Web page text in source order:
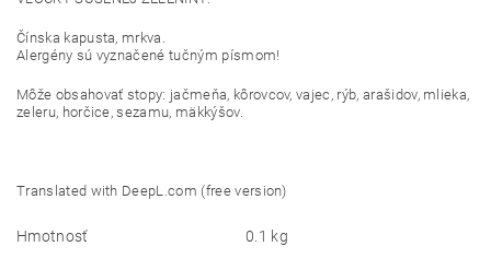
Čínska kapusta, mrkva.
Alergény sú vyznačené tučným písmom!
Môže obsahovať stopy: jačmeňa, kôrovcov, vajec, rýb, arašidov, mlieka,
zeleru, horčice, sezamu, mäkkýšov.
Translated with DeepL.com (free version)
Hmotnosť 0.1 kg